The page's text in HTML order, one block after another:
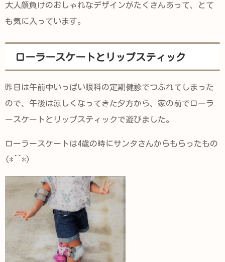
大人顔負けのおしゃれなデザインがたくさんあって、とて
も気に入っています。
ローラースケートとリップスティック
昨日は午前中いっぱい眼科の定期健診でつぶれてしまった
ので、午後は涼しくなってきた夕方から、家の前でローラ
ースケートとリップスティックで遊びました。
ローラースケートは4歳の時にサンタさんからもらったもの
(*^^*)